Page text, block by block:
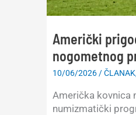
Američki
nogometnog
10/06/2026 /ČLANAK
Američka kovnica
numizmatički